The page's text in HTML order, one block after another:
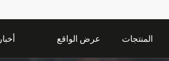
المنتجات عرض الواقع